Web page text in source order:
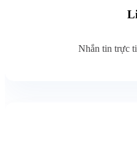
Nhắn tin trực